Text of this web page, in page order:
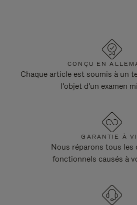
CONÇU EN
Chaque article est soumis à un
l'objet d'un examen
GARANTIE À
Nous réparons tous les
fonctionnels causés à